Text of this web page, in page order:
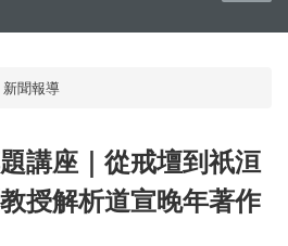
新聞報導
講座｜從戒壇到祇洹
授解析道宣晚年著作